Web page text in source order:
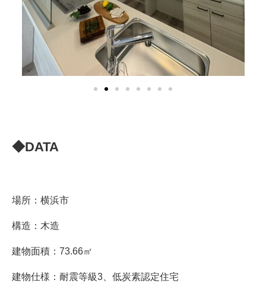
◆DATA
場所：横浜市
構造：木造
建物面積：73.66㎡
建物仕様：耐震等級3、低炭素認定住宅